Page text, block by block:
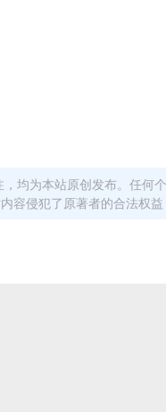
均为本站原创发布。任
容侵犯了原著者的合法权益